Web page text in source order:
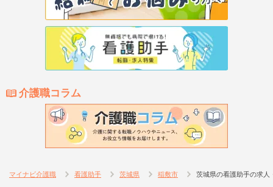
介護職コラム
マイナビ介護職 看護助手 茨城県 稲敷市 茨城県の看護助手の求人